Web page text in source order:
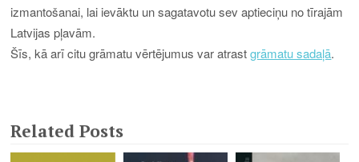
izmantošanai, lai ievāktu un sagatavotu sev aptieciņu no tīrajām
Latvijas pļavām.
Šīs, kā arī citu grāmatu vērtējumus var atrastgrāmatu sadaļā.
Related Posts